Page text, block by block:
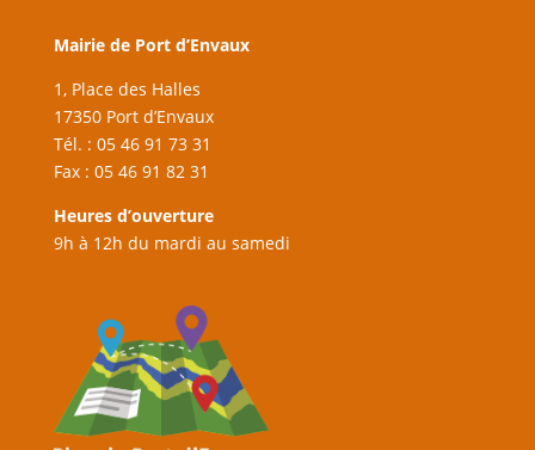
Mairie de Port d’Envaux
1, Place des Halles
17350 Port d’Envaux
Tél. : 05 46 91 73 31
Fax : 05 46 91 82 31
Heures d’ouverture
9h à 12h du mardi au samedi